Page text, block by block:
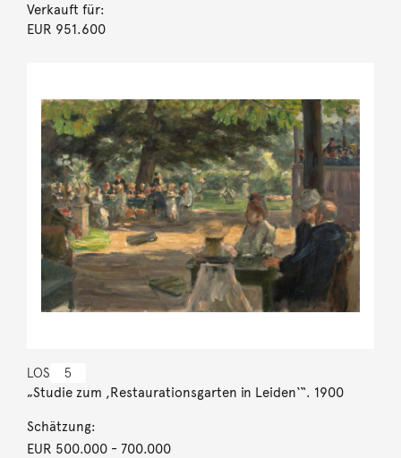
Verkauft für:
EUR 951.600
LOS 5
„Studie zum ,Restaurationsgarten in Leiden‘“. 1900
Schätzung:
EUR 500.000- 700.000